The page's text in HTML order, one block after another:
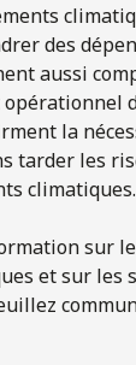
des
aussi
la
tarder les
climatiques.
sur
et sur les